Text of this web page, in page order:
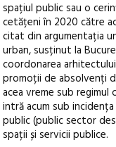
spațiul public sau o
cetățeni în 2020 către
citat din argumentația
urban, susținut la
coordonarea
promoții de absolvenți
acea vreme sub
intră acum sub
public (public sector
spații și servicii publice.